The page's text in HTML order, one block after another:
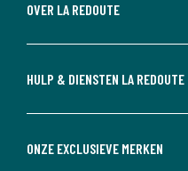
OVER LA REDOUTE
HULP & DIENSTEN LA REDOUTE
ONZE EXCLUSIEVE MERKEN